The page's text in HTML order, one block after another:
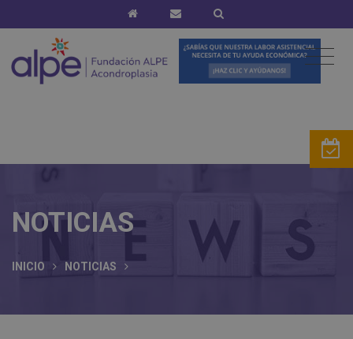
NOTICIAS
INICIO NOTICIAS